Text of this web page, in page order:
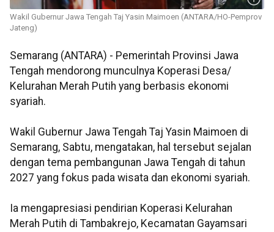
Wakil Gubernur Jawa Tengah Taj Yasin Maimoen (ANTARA/HO-Pemprov
Jateng)
Semarang (ANTARA) - Pemerintah Provinsi Jawa
Tengah mendorong munculnya Koperasi Desa/
Kelurahan Merah Putih yang berbasis ekonomi
syariah.
Wakil Gubernur Jawa Tengah Taj Yasin Maimoen di
Semarang, Sabtu, mengatakan, hal tersebut sejalan
dengan tema pembangunan Jawa Tengah di tahun
2027 yang fokus pada wisata dan ekonomi syariah.
Ia mengapresiasi pendirian Koperasi Kelurahan
Merah Putih di Tambakrejo, Kecamatan Gayamsari